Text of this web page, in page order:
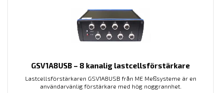
GSV1A8USB – 8 kanalig lastcellsförstärkare
Lastcellsförstärkaren GSV1A8USB från ME Meßsysteme är en
användarvänlig förstärkare med hög noggrannhet.